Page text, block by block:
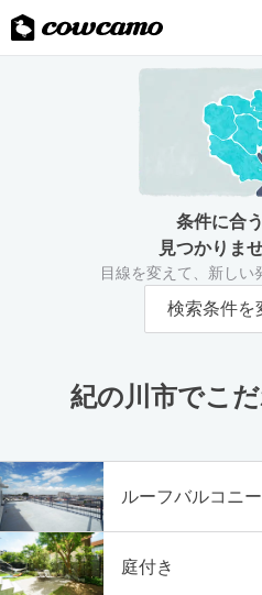
条件に合
見つかりま
目線を変えて、新しい
検索条件を
紀の川市でこ
ルーフバルコニ
庭付き